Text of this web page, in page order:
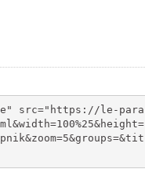
src="https://le-para